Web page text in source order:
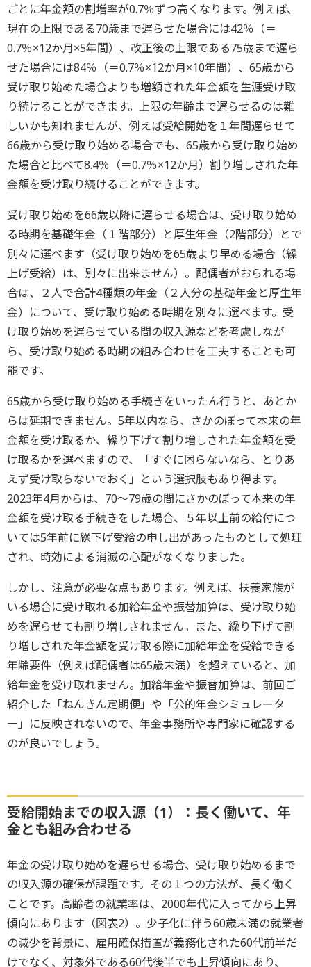
ごとに年金額の割増率が0.7％ずつ高くなります。例えば、
現在の上限である70歳まで遅らせた場合には42％（＝
0.7％×12か月×5年間）、改正後の上限である75歳まで遅ら
せた場合には84％（＝0.7％×12か月×10年間）、65歳から
受け取り始めた場合よりも増額された年金額を生涯受け取
り続けることができます。上限の年齢まで遅らせるのは難
しいかも知れませんが、例えば受給開始を１年間遅らせて
66歳から受け取り始める場合でも、65歳から受け取り始め
た場合と比べて8.4％（＝0.7％×12か月）割り増しされた年
金額を受け取り続けることができます。
受け取り始めを66歳以降に遅らせる場合は、受け取り始め
る時期を基礎年金（１階部分）と厚生年金（2階部分）とで
別々に選べます（受け取り始めを65歳より早める場合（繰
上げ受給）は、別々に出来ません）。配偶者がおられる場
合は、２人で合計4種類の年金（２人分の基礎年金と厚生年
金）について、受け取り始める時期を別々に選べます。受
け取り始めを遅らせている間の収入源などを考慮しなが
ら、受け取り始める時期の組み合わせを工夫することも可
能です。
65歳から受け取り始める手続きをいったん行うと、あとか
らは延期できません。5年以内なら、さかのぼって本来の年
金額を受け取るか、繰り下げて割り増しされた年金額を受
け取るかを選べますので、「すぐに困らないなら、とりあ
えず受け取らないでおく」という選択肢もあり得ます。
2023年4月からは、70～79歳の間にさかのぼって本来の年
金額を受け取る手続きをした場合、５年以上前の給付につ
いては5年前に繰下げ受給の申し出があったものとして処理
され、時効による消滅の心配がなくなりました。
しかし、注意が必要な点もあります。例えば、扶養家族が
いる場合に受け取れる加給年金や振替加算は、受け取り始
めを遅らせても割り増しされません。また、繰り下げて割
り増しされた年金額を受け取る際に加給年金を受給できる
年齢要件（例えば配偶者は65歳未満）を超えていると、加
給年金を受け取れません。加給年金や振替加算は、前回ご
紹介した「ねんきん定期便」や「公的年金シミュレータ
ー」に反映されないので、年金事務所や専門家に確認する
のが良いでしょう。
受給開始までの収入源（1）：長く働いて、年
金とも組み合わせる
年金の受け取り始めを遅らせる場合、受け取り始めるまで
の収入源の確保が課題です。その１つの方法が、長く働く
ことです。高齢者の就業率は、2000年代に入ってから上昇
傾向にあります（図表2）。少子化に伴う60歳未満の就業者
の減少を背景に、雇用確保措置が義務化された60代前半だ
けでなく、対象外である60代後半でも上昇傾向にあり、